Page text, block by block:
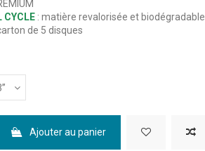
CYCLE : matière revalorisée et biodégradable
de 5 disques
Ajouter au panier